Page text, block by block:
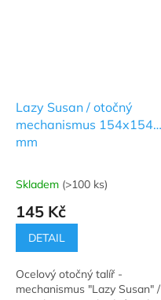
Lazy Susan / otočný
mechanismus 154x154
mm
Průměrné
produktu
5,0
5
hvězdiček.
Skladem (>100 ks)
145 Kč
DETAIL
Ocelový otočný talíř -
mechanismus "Lazy Susan" /